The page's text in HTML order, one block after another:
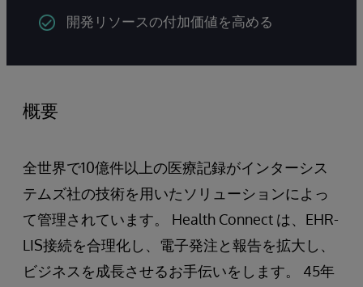
開発リソースの付加価値を高める
概要
全世界で10億件以上の医療記録がインターシス
テムズ社の技術を用いたソリューションによっ
て管理されています。 Health Connect は、EHR-
LIS接続を合理化し、電子発注と報告を拡大し、
ビジネスを成長させるお手伝いをします。 45年